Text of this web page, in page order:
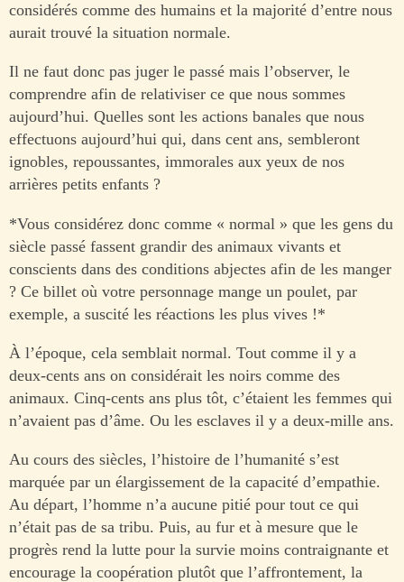
considérés comme des humains et la majorité d’entre nous
aurait trouvé la situation normale.
Il ne faut donc pas juger le passé mais l’observer, le
comprendre afin de relativiser ce que nous sommes
aujourd’hui. Quelles sont les actions banales que nous
effectuons aujourd’hui qui, dans cent ans, sembleront
ignobles, repoussantes, immorales aux yeux de nos
arrières petits enfants ?
*Vous considérez donc comme « normal » que les gens du
siècle passé fassent grandir des animaux vivants et
conscients dans des conditions abjectes afin de les manger
? Ce billet où votre personnage mange un poulet, par
exemple, a suscité les réactions les plus vives !*
À l’époque, cela semblait normal. Tout comme il y a
deux-cents ans on considérait les noirs comme des
animaux. Cinq-cents ans plus tôt, c’étaient les femmes qui
n’avaient pas d’âme. Ou les esclaves il y a deux-mille ans.
Au cours des siècles, l’histoire de l’humanité s’est
marquée par un élargissement de la capacité d’empathie.
Au départ, l’homme n’a aucune pitié pour tout ce qui
n’était pas de sa tribu. Puis, au fur et à mesure que le
progrès rend la lutte pour la survie moins contraignante et
encourage la coopération plutôt que l’affrontement, la